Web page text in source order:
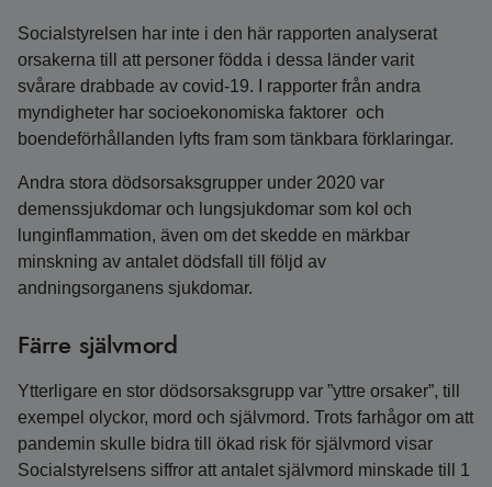
Socialstyrelsen har inte i den här rapporten analyserat
orsakerna till att personer födda i dessa länder varit
svårare drabbade av covid-19. I rapporter från andra
myndigheter har socioekonomiska faktorer och
boendeförhållanden lyfts fram som tänkbara förklaringar.
Andra stora dödsorsaksgrupper under 2020 var
demenssjukdomar och lungsjukdomar som kol och
lunginflammation, även om det skedde en märkbar
minskning av antalet dödsfall till följd av
andningsorganens sjukdomar.
Färre självmord
Ytterligare en stor dödsorsaksgrupp var ”yttre orsaker”, till
exempel olyckor, mord och självmord. Trots farhågor om att
pandemin skulle bidra till ökad risk för självmord visar
Socialstyrelsens siffror att antalet självmord minskade till 1